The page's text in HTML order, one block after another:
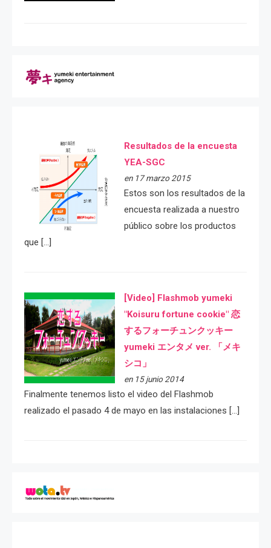
Resultados de la encuesta
YEA-SGC
en 17 marzo 2015
Estos son los resultados de la
encuesta realizada a nuestro
público sobre los productos
que […]
[Video] Flashmob yumeki
"Koisuru fortune cookie" 恋
するフォーチュンクッキー
yumeki エンタメ ver. 「メキ
シコ」
en 15 junio 2014
Finalmente tenemos listo el video del Flashmob
realizado el pasado 4 de mayo en las instalaciones […]